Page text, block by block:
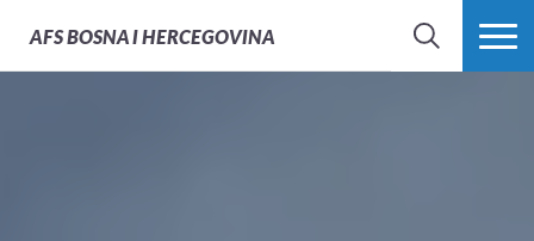
AFSBOSNA I HERCEGOVINA
PRETRAŽI PROŠIRI